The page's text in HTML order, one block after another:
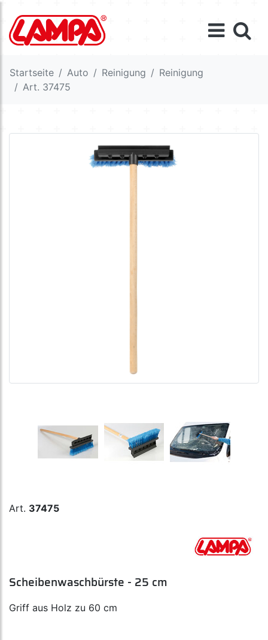
Startseite Auto Reinigung
Reinigung
Art. 37475
Art. 37475
Scheibenwaschbürste - 25 cm
Griff aus Holz zu 60 cm